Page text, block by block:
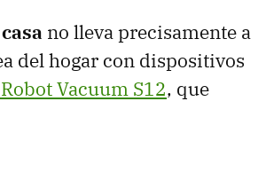
no lleva precisamente a
del hogar con dispositivos
Vacuum S12, que